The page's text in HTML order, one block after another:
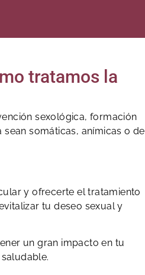
tratamos la
sexológica, formación
somáticas, anímicas o de
y ofrecerte el tratamiento
tu deseo sexual y
un gran impacto en tu